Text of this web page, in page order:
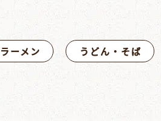
ラーメン うどん・そば